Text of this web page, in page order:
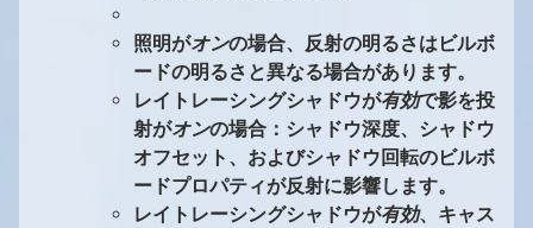
照明がオンの場合、反射の明るさはビルボ
ードの明るさと異なる場合があります。
レイトレーシングシャドウが有効で影を投
射がオンの場合：シャドウ深度、シャドウ
オフセット、およびシャドウ回転のビルボ
ードプロパティが反射に影響します。
レイトレーシングシャドウが有効、キャス